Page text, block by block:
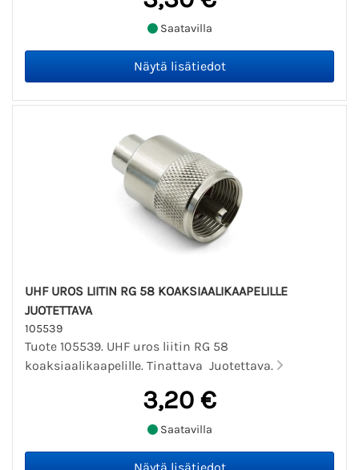
Saatavilla
UHF UROS LIITIN RG 58 KOAKSIAALIKAAPELILLE
JUOTETTAVA
105539
Tuote 105539. UHF uros liitin RG 58
koaksiaalikaapelille. Tinattava Juotettava.
3,20 €
Saatavilla